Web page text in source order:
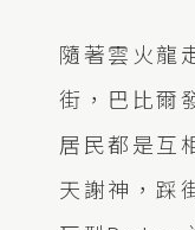
隨著雲火龍
街，巴比爾
居民都是互
天謝神，踩